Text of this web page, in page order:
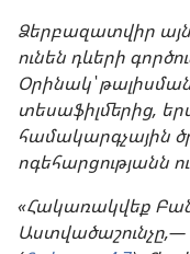
Ձերբազատվիր
ունեն դևերի
Օրինակ՝
տեսաֆիլմերից,
համակարգչային
ոգեհարցությանն
«Հակառակվեք